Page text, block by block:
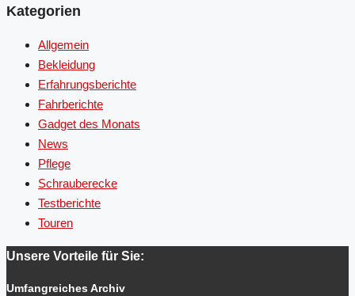
Kategorien
Allgemein
Bekleidung
Erfahrungsberichte
Fahrberichte
Gadget des Monats
News
Pflege
Schrauberecke
Testberichte
Touren
Unsere Vorteile für Sie:
Umfangreiches Archiv